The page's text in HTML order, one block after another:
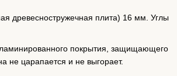
древесностружечная плита) 16 мм. Углы
покрытия, защищающего
не царапается и не выгорает.